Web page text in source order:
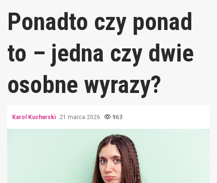
Ponadto czy ponad
to – jedna czy dwie
osobne wyrazy?
Karol Kucharski 21 marca 2026 963